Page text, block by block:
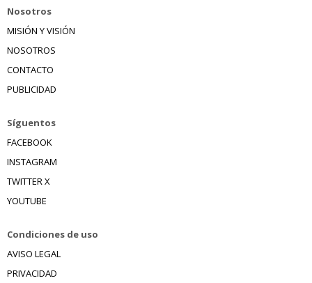
Nosotros
MISIÓN Y VISIÓN
NOSOTROS
CONTACTO
PUBLICIDAD
Síguentos
FACEBOOK
INSTAGRAM
TWITTER X
YOUTUBE
Condiciones de uso
AVISO LEGAL
PRIVACIDAD